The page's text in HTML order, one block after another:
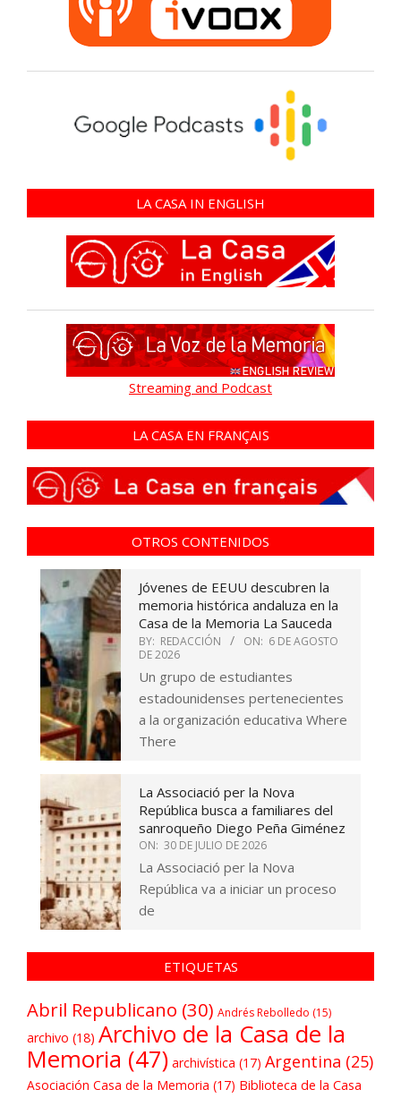
LA CASA IN ENGLISH
Streaming and Podcast
LA CASA EN FRANÇAIS
OTROS CONTENIDOS
Jóvenes de EEUU descubren la
memoria histórica andaluza en la
Casa de la Memoria La Sauceda
BY: REDACCIÓN ON: 6 DE AGOSTO
DE 2026
Un grupo de estudiantes
estadounidenses pertenecientes
a la organización educativa Where
There
La Associació per la Nova
República busca a familiares del
sanroqueño Diego Peña Giménez
ON: 30 DE JULIO DE 2026
La Associació per la Nova
República va a iniciar un proceso
de
ETIQUETAS
Abril Republicano (30) Andrés Rebolledo (15)
archivo (18) Archivo de la Casa de la
Memoria (47) archivística (17) Argentina (25)
Asociación Casa de la Memoria (17) Biblioteca de la Casa